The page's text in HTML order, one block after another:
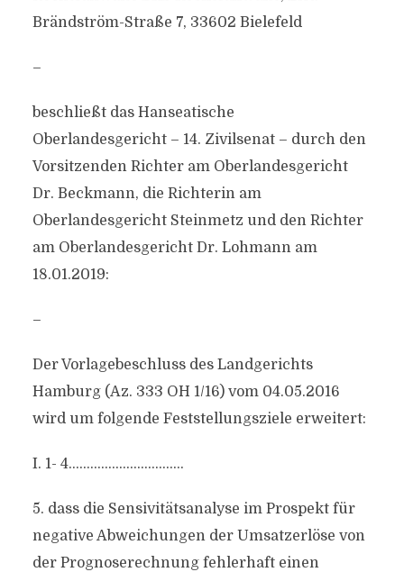
Brändström-Straße 7, 33602 Bielefeld
–
beschließt das Hanseatische
Oberlandesgericht – 14. Zivilsenat – durch den
Vorsitzenden Richter am Oberlandesgericht
Dr. Beckmann, die Richterin am
Oberlandesgericht Steinmetz und den Richter
am Oberlandesgericht Dr. Lohmann am
18.01.2019:
–
Der Vorlagebeschluss des Landgerichts
Hamburg (Az. 333 OH 1/16) vom 04.05.2016
wird um folgende Feststellungsziele erweitert:
I. 1- 4…………………………..
5. dass die Sensivitätsanalyse im Prospekt für
negative Abweichungen der Umsatzerlöse von
der Prognoserechnung fehlerhaft einen